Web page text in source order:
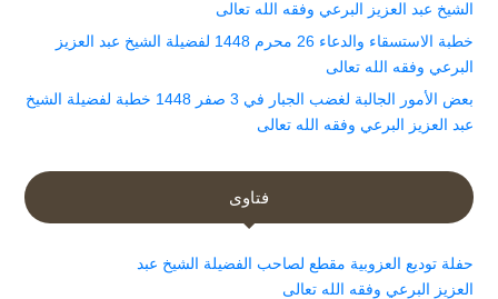
الشيخ عبد العزيز البرعي وفقه الله تعالى
خطبة الاستسقاء والدعاء 26 محرم 1448 لفضيلة الشيخ عبد العزيز
البرعي وفقه الله تعالى
بعض الأمور الجالبة لغضب الجبار في 3 صفر 1448 خطبة لفضيلة الشيخ
عبد العزيز البرعي وفقه الله تعالى
فتاوى
حفلة توديع العزوبية مقطع لصاحب الفضيلة الشيخ عبد
العزيز البرعي وفقه الله تعالى